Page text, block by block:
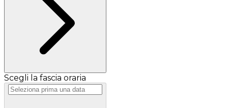
Scegli la fascia oraria